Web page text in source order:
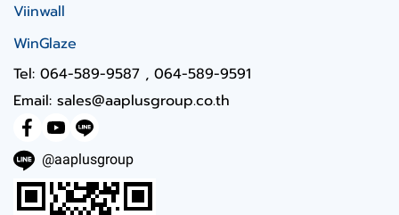
Viinwall
WinGlaze
Tel: 064-589-9587 , 064-589-9591
Email: sales@aaplusgroup.co.th
@aaplusgroup